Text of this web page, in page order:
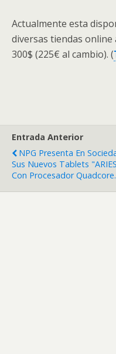
Actualmente esta
diversas tiendas
300$ (225€ al cambio). (
Entrada Anterior
NPG Presenta En
Sus Nuevos Tablets
Con Procesador Quadcore.